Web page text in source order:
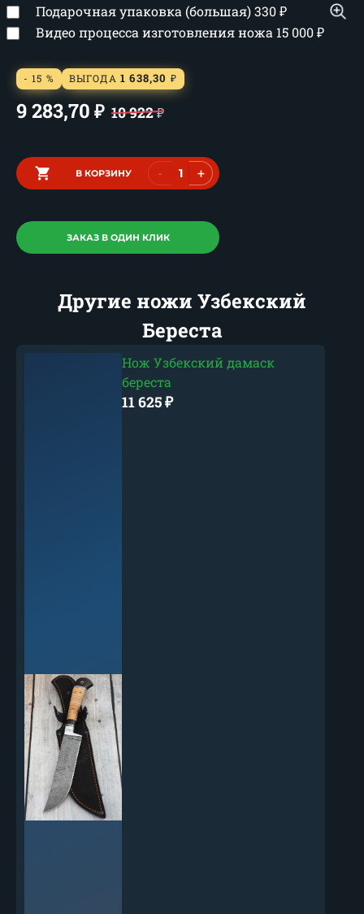
Подарочная упаковка (большая)330₽
Видео процесса изготовления ножа 15 000₽
- 15 % ВЫГОДА 1 638,30 ₽
9 283,70 ₽ 10 922₽
В КОРЗИНУ - +
ЗАКАЗ В ОДИН КЛИК
Другие ножи Узбекский
Береста
Нож Узбекский дамаск
береста
11 625₽